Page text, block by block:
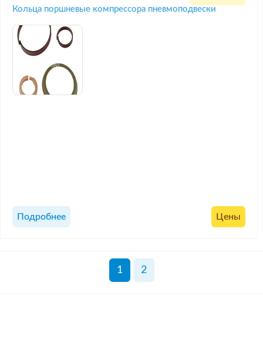
Кольца поршневые компрессора пневмоподвески
Подробнее Цены
1 2